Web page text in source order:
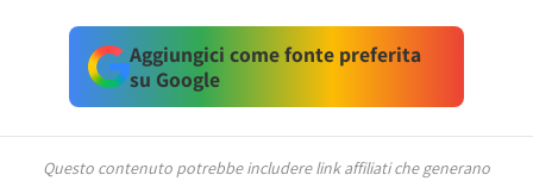
Aggiungici come fonte preferita
su Google
Questo contenuto potrebbe includere link affiliati che generano